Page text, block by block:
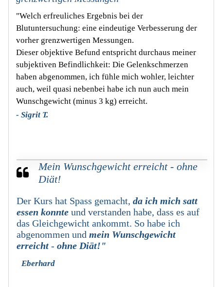
"Welch erfreuliches Ergebnis bei der
Blutuntersuchung: eine eindeutige Verbesserung der
vorher grenzwertigen Messungen.
Dieser objektive Befund entspricht durchaus meiner
subjektiven Befindlichkeit: Die Gelenkschmerzen
haben abgenommen, ich fühle mich wohler, leichter
auch, weil quasi nebenbei habe ich nun auch mein
Wunschgewicht (minus 3 kg) erreicht.
- Sigrit T.
Mein Wunschgewicht erreicht - ohne
Diät!
Der Kurs hat Spass gemacht, da ich mich satt
essen konnte und verstanden habe, dass es auf
das Gleichgewicht ankommt. So habe ich
abgenommen und mein Wunschgewicht
erreicht - ohne Diät!"
Eberhard